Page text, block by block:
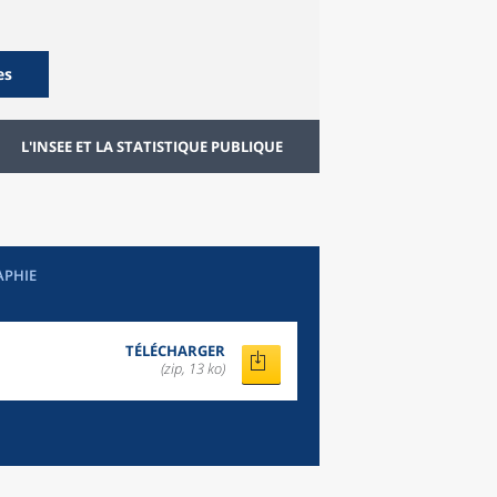
L'INSEE ET LA STATISTIQUE PUBLIQUE
TÉLÉCHARGER
(zip, 13 ko)